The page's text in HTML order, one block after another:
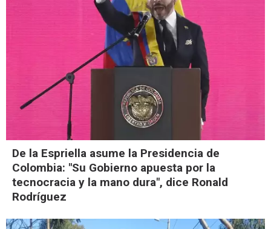
De la Espriella asume la Presidencia de
Colombia: "Su Gobierno apuesta por la
tecnocracia y la mano dura", dice Ronald
Rodríguez